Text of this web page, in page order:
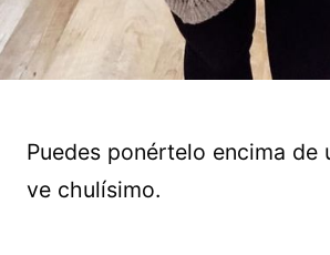
Puedes ponértelo encima de
ve chulísimo.